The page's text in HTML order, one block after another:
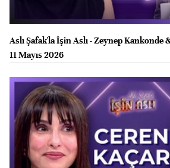
Aslı Şafak'la İşin Aslı - Zeynep Kankonde
11 Mayıs 2026